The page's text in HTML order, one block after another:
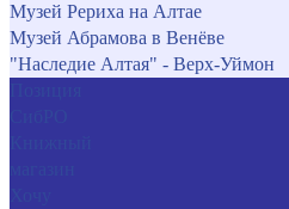
Музей Рериха на Алтае
Музей Абрамова в Венёве
"Наследие Алтая" - Верх-Уймон